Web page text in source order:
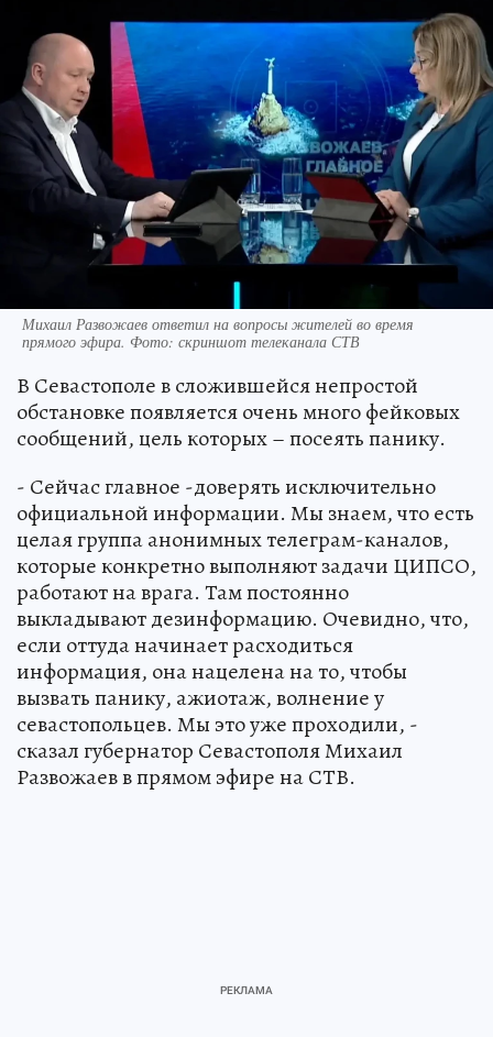
Михаил Развожаев ответил на вопросы жителей во время
прямого эфира. Фото: скриншот телеканала СТВ
В Севастополе в сложившейся непростой
обстановке появляется очень много фейковых
сообщений, цель которых – посеять панику.
- Сейчас главное -доверять исключительно
официальной информации. Мы знаем, что есть
целая группа анонимных телеграм-каналов,
которые конкретно выполняют задачи ЦИПСО,
работают на врага. Там постоянно
выкладывают дезинформацию. Очевидно, что,
если оттуда начинает расходиться
информация, она нацелена на то, чтобы
вызвать панику, ажиотаж, волнение у
севастопольцев. Мы это уже проходили, -
сказал губернатор Севастополя Михаил
Развожаев в прямом эфире на СТВ.